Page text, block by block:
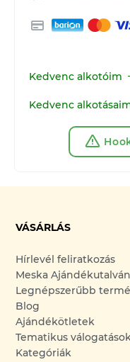
Kedvenc alkotóim
Kedvenc
VÁSÁRLÁS
Hírlevél feliratkozás
Meska
Legnépszerűbb
Blog
Ajándékötletek
Tematikus válogatások
Kategóriák